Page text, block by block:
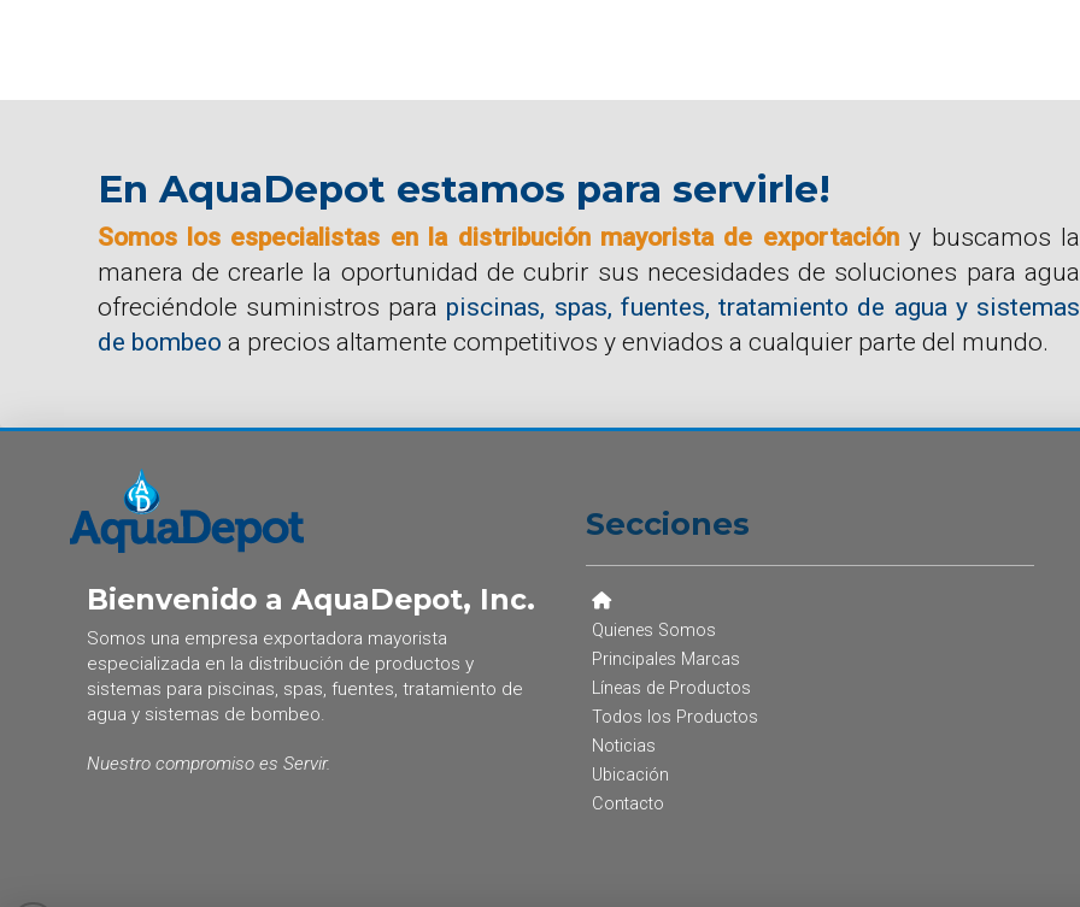
En AquaDepot estamos para servirle!
Somos los especialistas en la distribución mayorista de exportacióny buscamos la
manera de crearle la oportunidad de cubrir sus necesidades de soluciones para agua
ofreciéndole suministros para piscinas, spas, fuentes, tratamiento de agua y sistemas
de bombeo a precios altamente competitivos y enviados a cualquier parte del mundo.
Bienvenido a AquaDepot, Inc.
Somos una empresa exportadora mayorista
especializada en la distribución de productos y
sistemas para piscinas, spas, fuentes, tratamiento de
agua y sistemas de bombeo.
Nuestro compromiso es Servir.
Secciones
Quienes Somos
Principales Marcas
Líneas de Productos
Todos los Productos
Noticias
Ubicación
Contacto